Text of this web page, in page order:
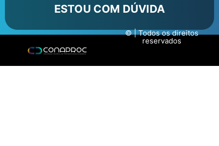
ESTOU COM DÚVIDA
© | Todos os direitos
reservados